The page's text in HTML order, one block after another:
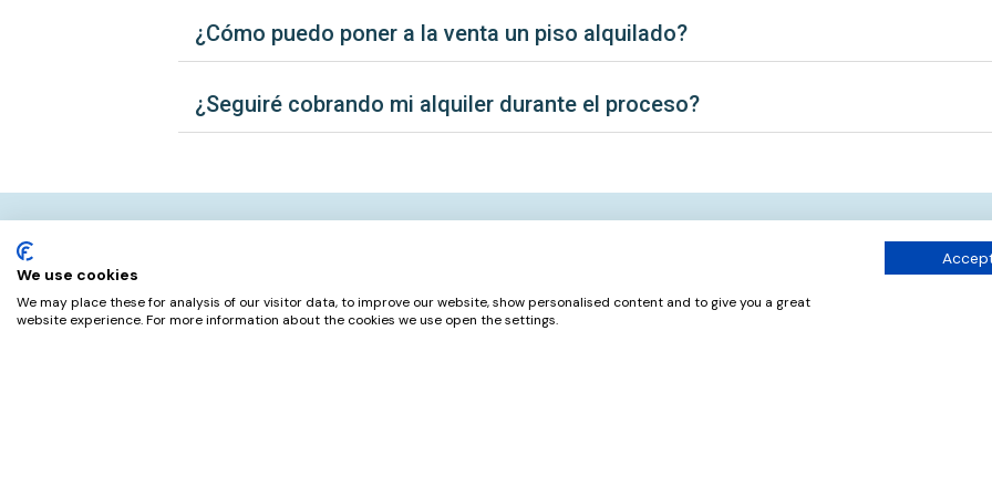
¿Cómo puedo poner a la venta un piso alquilado?
¿Seguiré cobrando mi alquiler durante el proceso?
Nuestros Clientes Hablan Sobre Inviertis
We use cookies
We may place these for analysis of our visitor data, to improve our website, show personalised content and to give you a great
website experience. For more information about the cookies we use open the settings.